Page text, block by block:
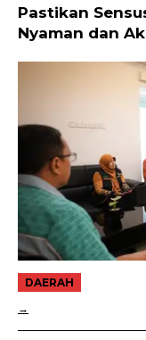
Pastikan
Nyaman dan
DAERAH